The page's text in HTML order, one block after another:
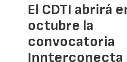
El CDTI abrirá
octubre la
convocatoria
Innterconecta